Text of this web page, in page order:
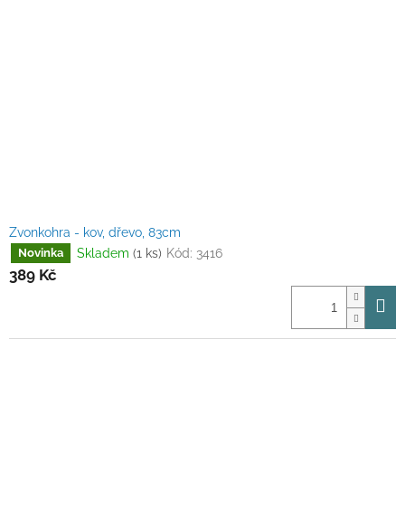
Zvonkohra - kov, dřevo, 83cm
Novinka Skladem (1 ks) Kód: 3416
389 Kč